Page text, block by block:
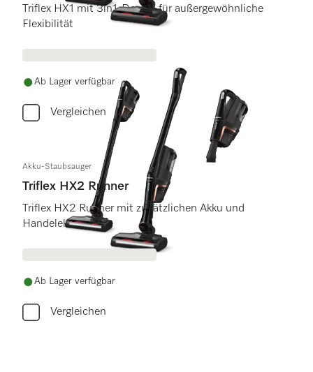
Triflex HX1 mit 3in1-Design für außergewöhnliche
Flexibilität
Ab Lager verfügbar
Vergleichen
Akku-Staubsauger
Triflex HX2 Runner
Triflex HX2 Runner mit zusätzlichen Akku und
Handelektrobürste
Ab Lager verfügbar
Vergleichen